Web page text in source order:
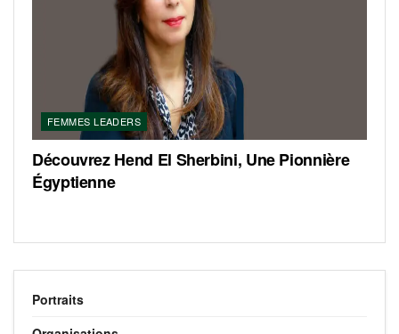
FEMMES LEADERS
Découvrez Hend El Sherbini, Une Pionnière
Égyptienne
Portraits